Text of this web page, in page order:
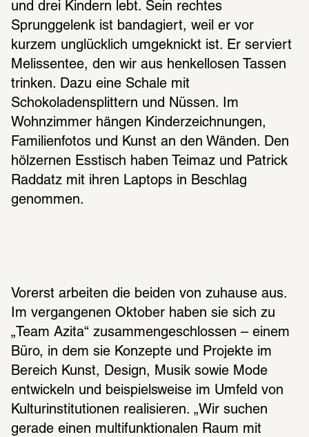
und drei Kindern lebt. Sein rechtes
Sprunggelenk ist bandagiert, weil er vor
kurzem unglücklich umgeknickt ist. Er serviert
Melissentee, den wir aus henkellosen Tassen
trinken. Dazu eine Schale mit
Schokoladensplittern und Nüssen. Im
Wohnzimmer hängen Kinderzeichnungen,
Familienfotos und Kunst an den Wänden. Den
hölzernen Esstisch haben Teimaz und Patrick
Raddatz mit ihren Laptops in Beschlag
genommen.
Vorerst arbeiten die beiden von zuhause aus.
Im vergangenen Oktober haben sie sich zu
„Team Azita“ zusammengeschlossen – einem
Büro, in dem sie Konzepte und Projekte im
Bereich Kunst, Design, Musik sowie Mode
entwickeln und beispielsweise im Umfeld von
Kulturinstitutionen realisieren. „Wir suchen
gerade einen multifunktionalen Raum mit